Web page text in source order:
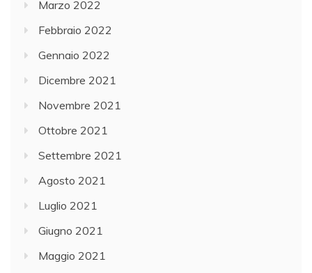
Marzo 2022
Febbraio 2022
Gennaio 2022
Dicembre 2021
Novembre 2021
Ottobre 2021
Settembre 2021
Agosto 2021
Luglio 2021
Giugno 2021
Maggio 2021